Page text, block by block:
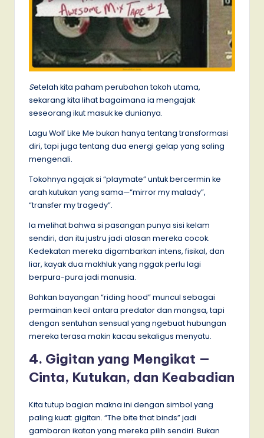
Setelah kita paham perubahan tokoh utama,
sekarang kita lihat bagaimana ia mengajak
seseorang ikut masuk ke dunianya.
Lagu Wolf Like Me bukan hanya tentang transformasi
diri, tapi juga tentang dua energi gelap yang saling
mengenali.
Tokohnya ngajak si “playmate” untuk bercermin ke
arah kutukan yang sama—“mirror my malady”,
“transfer my tragedy”.
Ia melihat bahwa si pasangan punya sisi kelam
sendiri, dan itu justru jadi alasan mereka cocok.
Kedekatan mereka digambarkan intens, fisikal, dan
liar, kayak dua makhluk yang nggak perlu lagi
berpura-pura jadi manusia.
Bahkan bayangan “riding hood” muncul sebagai
permainan kecil antara predator dan mangsa, tapi
dengan sentuhan sensual yang ngebuat hubungan
mereka terasa makin kacau sekaligus menyatu.
4. Gigitan yang Mengikat —
Cinta, Kutukan, dan Keabadian
Kita tutup bagian makna ini dengan simbol yang
paling kuat: gigitan. “The bite that binds” jadi
gambaran ikatan yang mereka pilih sendiri. Bukan